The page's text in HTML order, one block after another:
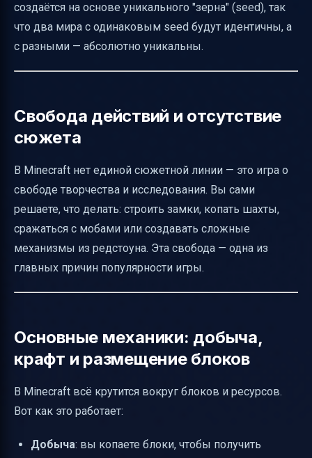
создаётся на основе уникального "зерна" (seed), так
что два мира с одинаковым seed будут идентичны, а
с разными — абсолютно уникальны.
Свобода действий и отсутствие
сюжета
В Minecraft нет единой сюжетной линии — это игра о
свободе творчества и исследования. Вы сами
решаете, что делать: строить замки, копать шахты,
сражаться с мобами или создавать сложные
механизмы из редстоуна. Эта свобода — одна из
главных причин популярности игры.
Основные механики: добыча,
крафт и размещение блоков
В Minecraft всё крутится вокруг блоков и ресурсов.
Вот как это работает:
Добыча: вы копаете блоки, чтобы получить